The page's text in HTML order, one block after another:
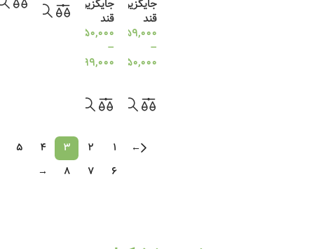
جایگزین
قند
959,000
تومان
–
350,000
تومان
جایگزین
قند
1,250,000
–
499,000
←
1
2
3
4
5
6
7
8
→